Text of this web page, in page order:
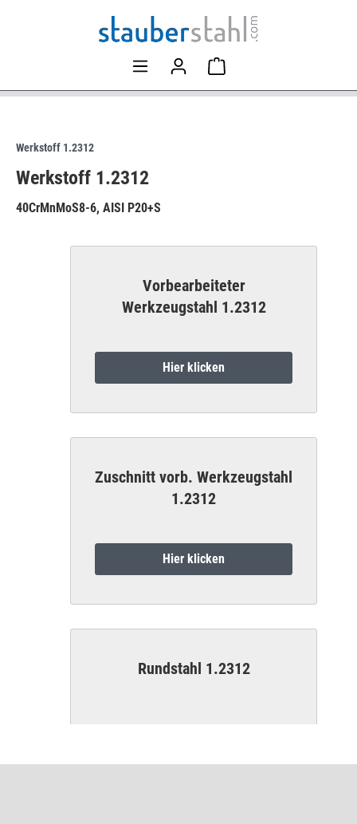
Werkstoff 1.2312
Werkstoff 1.2312
40CrMnMoS8-6, AISI P20+S
Vorbearbeiteter
Werkzeugstahl 1.2312
Hier klicken
Zuschnitt vorb. Werkzeugstahl
1.2312
Hier klicken
Rundstahl 1.2312